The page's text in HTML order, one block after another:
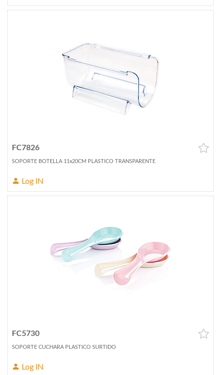
FC7826
SOPORTE BOTELLA 11x20CM PLASTICO TRANSPARENTE
Log IN
FC5730
SOPORTE CUCHARA PLASTICO SURTIDO
Log IN